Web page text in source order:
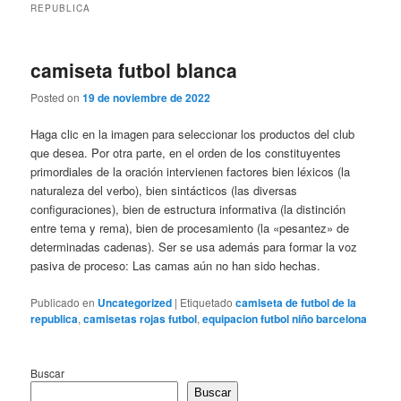
REPUBLICA
camiseta futbol blanca
Posted on19 de noviembre de 2022
Haga clic en la imagen para seleccionar los productos del club
que desea. Por otra parte, en el orden de los constituyentes
primordiales de la oración intervienen factores bien léxicos (la
naturaleza del verbo), bien sintácticos (las diversas
configuraciones), bien de estructura informativa (la distinción
entre tema y rema), bien de procesamiento (la «pesantez» de
determinadas cadenas). Ser se usa además para formar la voz
pasiva de proceso: Las camas aún no han sido hechas.
Publicado en Uncategorized | Etiquetado camiseta de futbol de la
republica,camisetas rojas futbol,equipacion futbol niño barcelona
Buscar
Buscar